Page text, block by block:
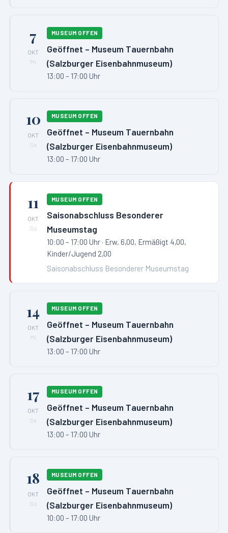
7
OKT
Mi
MUSEUM OFFEN
Geöffnet – Museum Tauernbahn
(Salzburger Eisenbahnmuseum)
13:00 – 17:00 Uhr
10
OKT
Sa
MUSEUM OFFEN
Geöffnet – Museum Tauernbahn
(Salzburger Eisenbahnmuseum)
13:00 – 17:00 Uhr
11
OKT
So
MUSEUM OFFEN
Saisonabschluss Besonderer
Museumstag
10:00 – 17:00 Uhr · Erw. 6,00, Ermäßigt 4,00,
Kinder/Jugend 2,00
Saisonabschluss Besonderer Museumstag
14
OKT
Mi
MUSEUM OFFEN
Geöffnet – Museum Tauernbahn
(Salzburger Eisenbahnmuseum)
13:00 – 17:00 Uhr
17
OKT
Sa
MUSEUM OFFEN
Geöffnet – Museum Tauernbahn
(Salzburger Eisenbahnmuseum)
13:00 – 17:00 Uhr
18
OKT
So
MUSEUM OFFEN
Geöffnet – Museum Tauernbahn
(Salzburger Eisenbahnmuseum)
10:00 – 17:00 Uhr